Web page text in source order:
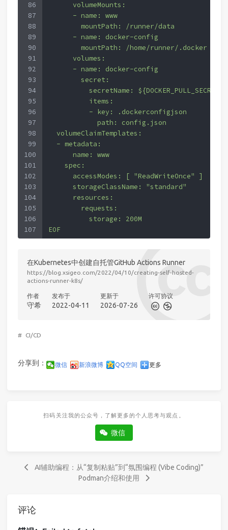
86
87
88
89
90
91
92
93
94
95
96
97
98
99
100
101
102
103
104
105
106
107
      volumeMounts:
      - name: www
        mountPath: /runner/data
      - name: docker-config
        mountPath: /home/runner/.docker
      volumes:
      - name: docker-config
        secret:
          secretName: ${DOCKER_PULL_SECRET}
          items:
          - key: .dockerconfigjson
            path: config.json
  volumeClaimTemplates:
  - metadata:
      name: www
    spec:
      accessModes: [ "ReadWriteOnce" ]
      storageClassName: "standard"
      resources:
        requests:
          storage: 200M
EOF
在Kubernetes中创建自托管GitHub Actions Runner
https://blog.xsigeo.com/2022/04/10/creating-self-hosted-
actions-runner-k8s/
作者
守希
发布于
2022-04-11
更新于
2026-07-26
许可协议
# CI/CD
分享到： 微信 新浪微博 QQ空间 更多
扫码关注我的公众号，了解更多的个人思考与观点。
微信
AI辅助编程：从“复制粘贴”到“氛围编程 (Vibe Coding)”
Podman介绍和使用
评论